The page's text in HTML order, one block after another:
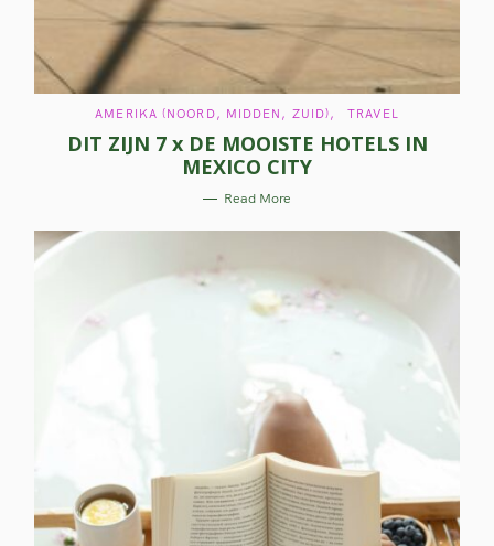
C
T
E
G
O
R
I
S
AMERIKA (NOORD, MIDDEN, ZUID) TRAVEL
DIT ZIJN 7 x DE MOOISTE HOTELS IN
MEXICO CITY
Read More